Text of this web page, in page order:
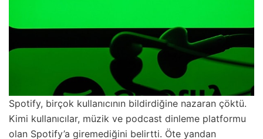
Spotify, birçok kullanıcının bildirdiğine nazaran çöktü.
Kimi kullanıcılar, müzik ve podcast dinleme platformu
olan Spotify’a giremediğini belirtti. Öte yandan